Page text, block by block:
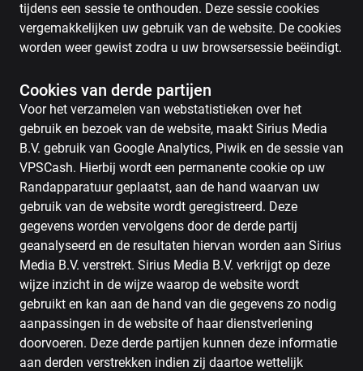
tijdens een sessie te onthouden. Deze sessie cookies
vergemakkelijken uw gebruik van de website. De cookies
worden weer gewist zodra u uw browsersessie beëindigt.
Cookies van derde partijen
Voor het verzamelen van webstatistieken over het
gebruik en bezoek van de website, maakt Sirius Media
B.V. gebruik van Google Analytics, Piwik en de sessie van
VPSCash. Hierbij wordt een permanente cookie op uw
Randapparatuur geplaatst, aan de hand waarvan uw
gebruik van de website wordt geregistreerd. Deze
gegevens worden vervolgens door de derde partij
geanalyseerd en de resultaten hiervan worden aan Sirius
Media B.V. verstrekt. Sirius Media B.V. verkrijgt op deze
wijze inzicht in de wijze waarop de website wordt
gebruikt en kan aan de hand van die gegevens zo nodig
aanpassingen in de website of haar dienstverlening
doorvoeren. Deze derde partijen kunnen deze informatie
aan derden verstrekken indien zij daartoe wettelijk